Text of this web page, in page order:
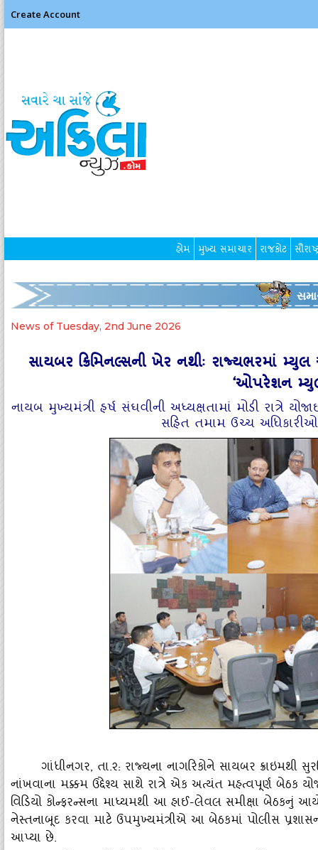
Create Account
હોમ મુખ્ય સમાચાર રાજકોટ
News of Tuesday, 2nd June 2026
સાયબર ક્રિમિનલ્‍સની ખેર નથીઃ રાજ્‍યભરમાં
‘ઓપરેશન
નાયબ મુખ્‍યમંત્રી હર્ષ સંઘવીની અધ્‍યક્ષતામાં મોડી રાત્રે
સહિત તમામ ઉચ્‍ચ
ગાંધીનગર, તા.૨: રાજ્‍યના નાગરિકોને સાયબર ક્રાઇમથી
નાંખવાના મક્કમ ઉદ્દેશ્‍ય સાથે રાત્રે એક અત્‍યંત મહત્‍વપૂર્ણ બેઠક
વિડિયો કોન્‍ફરન્‍સના માધ્‍યમથી આ હાઈ-લેવલ સમીક્ષા બેઠકનું
નેસ્‍તનાબૂદ કરવા માટે ઉપમુખ્‍યમંત્રીએ આ બેઠકમાં પોલીસ
આપ્‍યા છે.